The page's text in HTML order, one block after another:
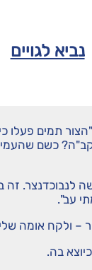
נביא לגויים
תמים פעלו
כשם שהעמיד
זה
עב".
– ולקח אומה
בה.